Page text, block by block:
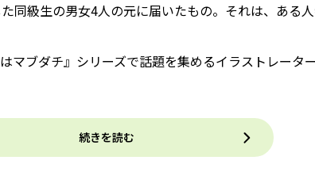
同級生の男女4人の元に届いたもの。それは、ある
マブダチ』シリーズで話題を集めるイラストレータ
続きを読む